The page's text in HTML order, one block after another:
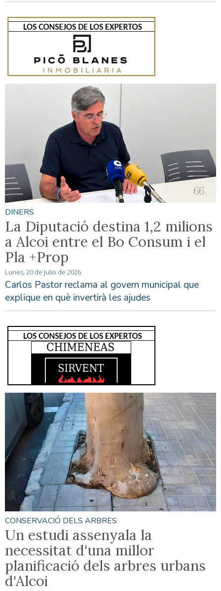
DINERS
La Diputació destina 1,2 milions
a Alcoi entre el Bo Consum i el
Pla +Prop
Lunes, 20 de Julio de 2026
Carlos Pastor reclama al govern municipal que
explique en què invertirà les ajudes
CONSERVACIÓ DELS ARBRES
Un estudi assenyala la
necessitat d'una millor
planificació dels arbres urbans
d'Alcoi